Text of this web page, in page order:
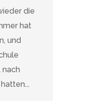
die
hat
und
nach